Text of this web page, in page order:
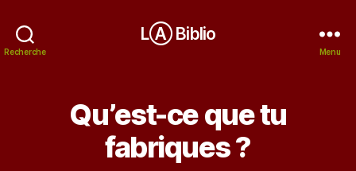
Recherche
LⒶ Biblio
Menu
Qu’est-ce que tu
fabriques ?